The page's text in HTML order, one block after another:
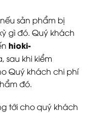
sản phẩm bị
gì đó. Quý khách
hioki-
sau khi kiểm
Quý khách chi phí
đó.
tới cho quý khách